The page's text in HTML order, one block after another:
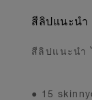
สีลิปแนะนำ
สีลิปแนะนำ
● 15